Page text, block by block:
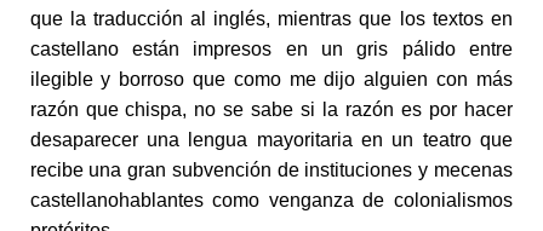
que la traducción al inglés, mientras que los textos en
castellano están impresos en un gris pálido entre
ilegible y borroso que como me dijo alguien con más
razón que chispa, no se sabe si la razón es por hacer
desaparecer una lengua mayoritaria en un teatro que
recibe una gran subvención de instituciones y mecenas
castellanohablantes como venganza de colonialismos